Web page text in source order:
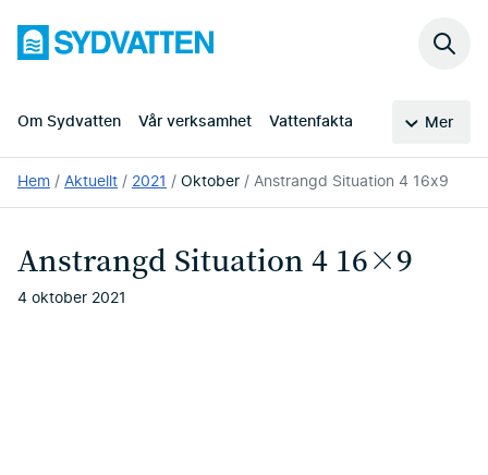
huvudinnehållet
Sydvatten
Om Sydvatten Vår verksamhet Vattenfakta Mer
Sök
Du
är
Hem Aktuellt 2021 Oktober Anstrangd Situation 4 16x9
Anstrangd Situation 4 16×9
4 oktober 2021